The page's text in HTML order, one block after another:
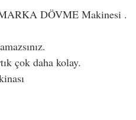
DÖVME Makinesi .
çok daha kolay.